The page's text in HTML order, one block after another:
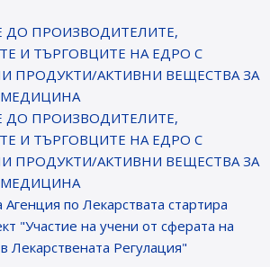
ПРОИЗВОДИТЕЛИТЕ,
И ТЪРГОВЦИТЕ НА ЕДРО С
ПРОДУКТИ/АКТИВНИ ВЕЩЕСТВА ЗА
ПРОИЗВОДИТЕЛИТЕ,
И ТЪРГОВЦИТЕ НА ЕДРО С
ПРОДУКТИ/АКТИВНИ ВЕЩЕСТВА ЗА
Агенция по Лекарствата стартира
"Участие на учени от сферата на
Лекарствената Регулация"